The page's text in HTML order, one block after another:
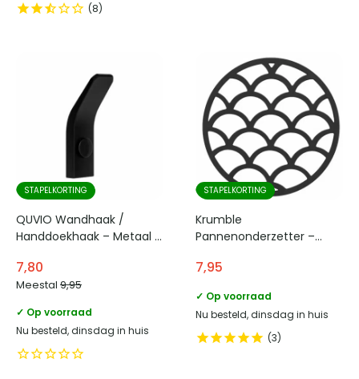
8
STAPELKORTING
QUVIO Wandhaak /
Handdoekhaak – Metaal –
7,80
Meestal 9,95
✓ Op voorraad
Nu besteld, dinsdag in huis
STAPELKORTING
Krumble
Pannenonderzetter –
cm – Zwart
7,95
✓ Op voorraad
Nu besteld, dinsdag in huis
3